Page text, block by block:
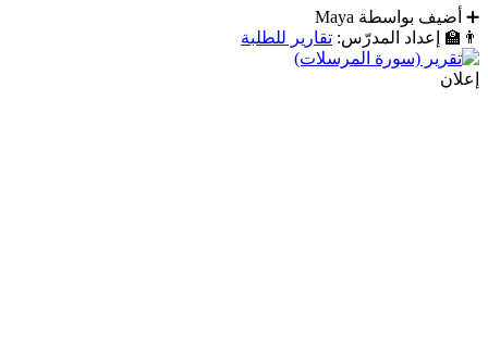
➕
أضيف بواسطة Maya
👨‍🏫
إعداد المدرّس: تقارير للطلبة
إعلان